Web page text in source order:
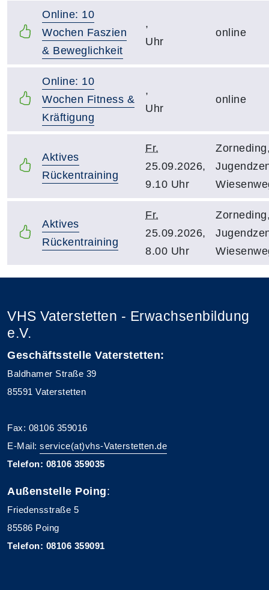
Online: 10
Wochen Faszien
& Beweglichkeit
,
Uhr
online
Online: 10
Wochen Fitness &
Kräftigung
,
Uhr
online
Aktives
Rückentraining
Fr.
25.09.2026,
9.10 Uhr
Aktives
Rückentraining
Fr.
25.09.2026,
8.00 Uhr
VHS Vaterstetten - Erwachsenbildung
e.V.
Geschäftsstelle Vaterstetten:
Baldhamer Straße 39
85591 Vaterstetten
Fax: 08106 359016
E-Mail: service(at)vhs-Vaterstetten.de
Telefon: 08106 359035
Außenstelle Poing:
Friedensstraße 5
85586 Poing
Telefon: 08106 359091